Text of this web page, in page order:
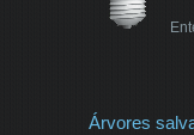
Árvores